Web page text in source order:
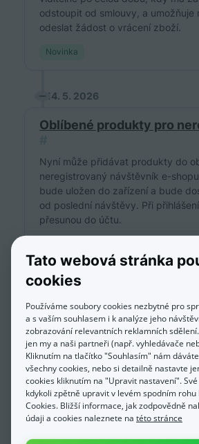
odstoupit od smlouvy, a umožňuje
odeslat žádost o vrácení zboží.
Novinka
14. 5. 2026
Oblíbené produkty pro
Nyní může přidávat produkty do
neregistrovaný návštěvník e-
bude uložen do zařízení a bude
od poslední návštěvy. Při
přesunou do účtu.
12. 5. 2026
Česká pošta: služba
boxů
#
V nastavení exportu pro Českou
dispozici nová doplňková služba
boxů – služba 2X, kterou
přidat do objednávek pro
doručení bez uložení do boxu.
Tato webová stránka
cookies
Používáme soubory cookies nezbytné pro
a s vaším souhlasem i k analýze jeho
zobrazování relevantních reklamních
jen my a naši partneři (např. vyhledávače
Kliknutím na tlačítko "Souhlasím" nám
všechny cookies, nebo si detailně nastavte
cookies kliknutím na "Upravit nastavení".
kdykoli zpětně upravit v levém spodním
Cookies. Bližší informace, jak zodpovědně
údaji a cookies naleznete na této stránce